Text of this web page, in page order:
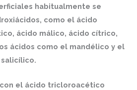
habitualmente se
como el ácido
ácido málico, ácido cítrico,
ácidos como el mandélico y el
el ácido tricloroacético